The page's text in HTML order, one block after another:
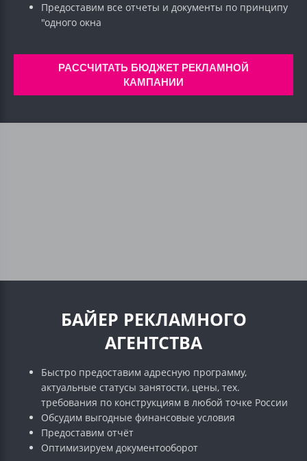
Предоставим все отчеты и документы по принципу
"одного окна
РАССЧИТАТЬ БЮДЖЕТ РЕКЛАМНОЙ
КАМПАНИИ
БАЙЕР РЕКЛАМНОГО
АГЕНТСТВА
Быстро предоставим адресную программу,
актуальные статусы занятости, цены, тех.
требования по конструкциям в любой точке России
Обсудим выгодные финансовые условия
Предоставим отчёт
Оптимизируем документооборот